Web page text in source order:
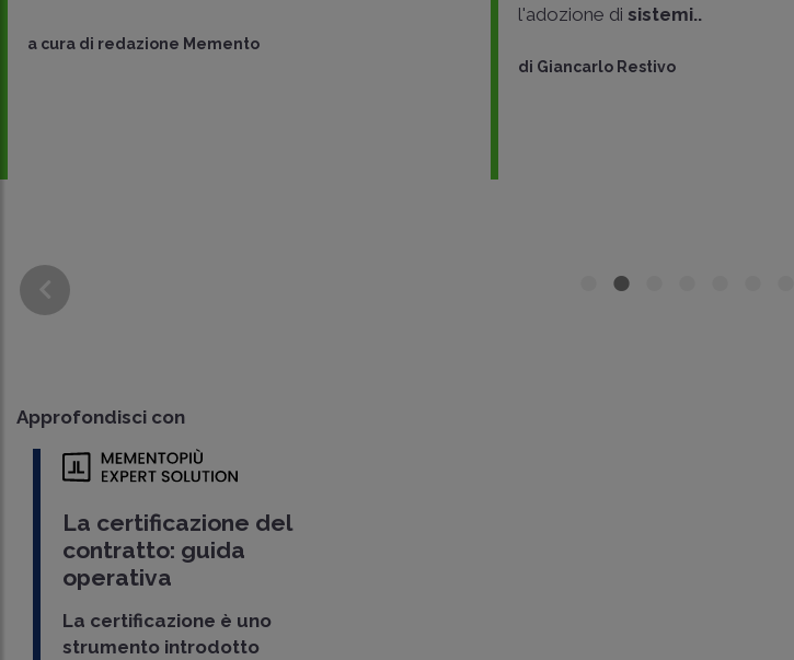
a cura di redazione Memento
l'adozione di sistemi..
di Giancarlo Restivo
Approfondisci con
La certificazione del
contratto: guida
operativa
La certificazione è uno
strumento introdotto